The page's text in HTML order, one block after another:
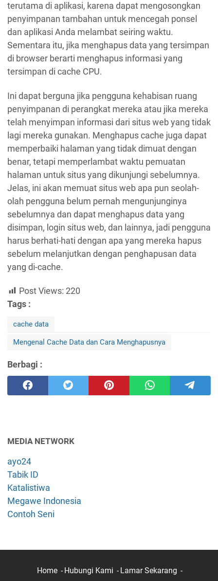
terutama di aplikasi, karena dapat mengosongkan
penyimpanan tambahan untuk mencegah ponsel
dan aplikasi Anda melambat seiring waktu.
Sementara itu, jika menghapus data yang tersimpan
di browser berarti menghapus informasi yang
tersimpan di cache CPU.
Ini dapat berguna jika pengguna kehabisan ruang
penyimpanan di perangkat mereka atau jika mereka
telah menyimpan informasi dari situs web yang tidak
lagi mereka gunakan. Menghapus cache juga dapat
memperbaiki halaman yang tidak dimuat dengan
benar, tetapi memperlambat waktu pemuatan
halaman untuk situs yang dikunjungi sebelumnya.
Jelas, ini akan memuat situs web apa pun seolah-
olah pengguna belum pernah mengunjunginya
sebelumnya dan dapat menghapus data yang
disimpan, login situs web, dan lainnya, jadi pengguna
harus berhati-hati dengan apa yang mereka hapus
sebelum melanjutkan dengan penghapusan data
yang di-cache.
Post Views: 220
Tags :
cache data
Mengenal Cache Data dan Cara Menghapusnya
Berbagi :
MEDIA NETWORK
ayo24
Tabik ID
Katalistiwa
Megawe Indonesia
Contoh Seni
Home Hubungi Kami Lamar Sekarang